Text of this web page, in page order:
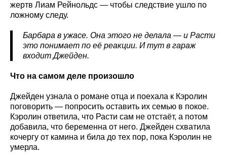
жертв Лиам Рейнольдс — чтобы следствие ушло по
ложному следу.
Барбара в ужасе. Она этого не делала — и Расти
это понимает по её реакции. И тут в гараж
входит Джейден.
Что на самом деле произошло
Джейден узнала о романе отца и поехала к Кэролин
поговорить — попросить оставить их семью в покое.
Кэролин ответила, что Расти сам не отстаёт, а потом
добавила, что беременна от него. Джейден схватила
кочергу от камина и била до тех пор, пока Кэролин не
умерла.